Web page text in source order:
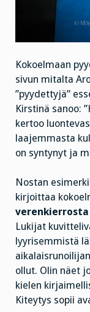
Kokoelmaan
sivun mitalta
”pyydettyjä”
Kirstinä sanoo:
kertoo
laajemmasta
on syntynyt ja
Nostan
kirjoittaa
verenkierrosta
Lukijat
lyyrisemmistä
ollut. Olin näet
kielen
Kiteytys sopii